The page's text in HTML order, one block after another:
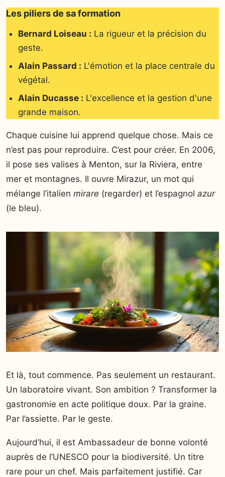
Les piliers de sa formation
Bernard Loiseau : La rigueur et la précision du
geste.
Alain Passard : L'émotion et la place centrale du
végétal.
Alain Ducasse : L'excellence et la gestion d'une
grande maison.
Chaque cuisine lui apprend quelque chose. Mais ce
n’est pas pour reproduire. C’est pour créer. En 2006,
il pose ses valises à Menton, sur la Riviera, entre
mer et montagnes. Il ouvre Mirazur, un mot qui
mélange l’italien mirare (regarder) et l’espagnol azur
(le bleu).
Et là, tout commence. Pas seulement un restaurant.
Un laboratoire vivant. Son ambition ? Transformer la
gastronomie en acte politique doux. Par la graine.
Par l’assiette. Par le geste.
Aujourd’hui, il est Ambassadeur de bonne volonté
auprès de l’UNESCO pour la biodiversité. Un titre
rare pour un chef. Mais parfaitement justifié. Car